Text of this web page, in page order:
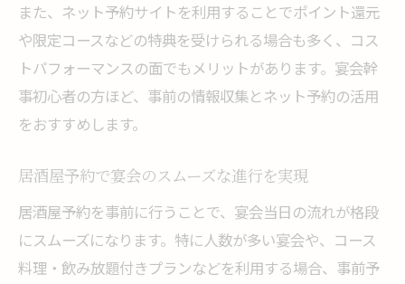
また、ネット予約サイトを利用することでポイント還元
や限定コースなどの特典を受けられる場合も多く、コス
トパフォーマンスの面でもメリットがあります。宴会幹
事初心者の方ほど、事前の情報収集とネット予約の活用
をおすすめします。
居酒屋予約で宴会のスムーズな進行を実現
居酒屋予約を事前に行うことで、宴会当日の流れが格段
にスムーズになります。特に人数が多い宴会や、コース
料理・飲み放題付きプランなどを利用する場合、事前予